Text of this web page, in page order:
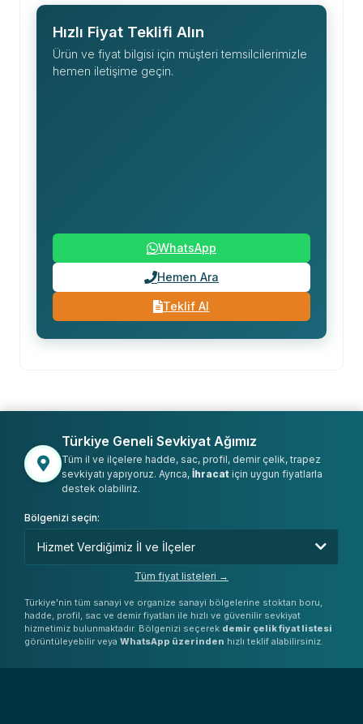
Hızlı Fiyat Teklifi Alın
Ürün ve fiyat bilgisi için müşteri temsilcilerimizle
hemen iletişime geçin.
WhatsApp
Hemen Ara
Teklif Al
Türkiye Geneli Sevkiyat Ağımız
Tüm il ve ilçelere hadde, sac, profil, demir çelik, trapez
sevkiyatı yapıyoruz. Ayrıca, İhracat için uygun fiyatlarla
destek olabiliriz.
Bölgenizi seçin:
Tüm fiyat listeleri →
Türkiye'nin tüm sanayi ve organize sanayi bölgelerine stoktan boru,
hadde, profil, sac ve demir fiyatları ile hızlı ve güvenilir sevkiyat
hizmetimiz bulunmaktadır. Bölgenizi seçerek demir çelik fiyat listesi
görüntüleyebilir veya WhatsApp üzerinden hızlı teklif alabilirsiniz.